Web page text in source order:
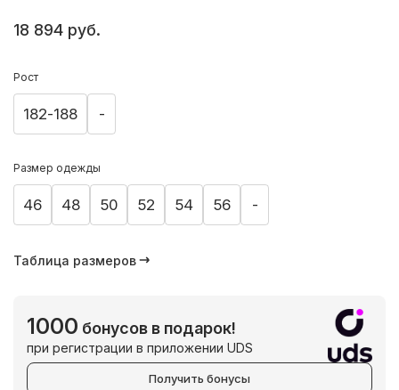
18 894 руб.
Рост
182-188 -
Размер одежды
46 48 50 52 54 56 -
Таблица размеров
1000 бонусов в подарок!
при регистрации в приложении UDS
Получить бонусы